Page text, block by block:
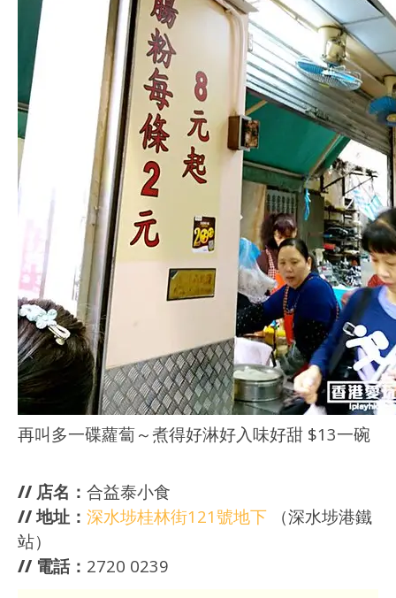
再叫多一碟蘿蔔～煮得好淋好入味好甜 $13一碗
// 店名： 合益泰小食
// 地址： 深水埗桂林街121號地下 （深水埗港鐵
站）
// 電話： 2720 0239